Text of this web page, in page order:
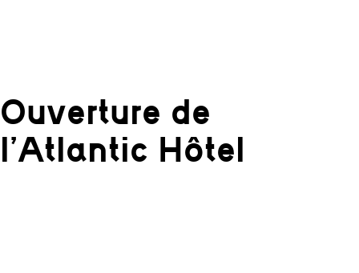
Ouverture de
l’Atlantic Hôtel